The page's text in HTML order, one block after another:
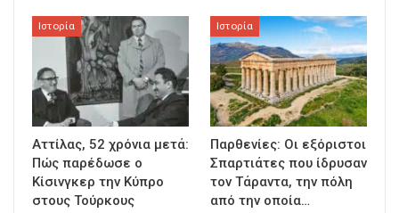
Ιστορία
Αττίλας, 52 χρόνια μετά:
Πώς παρέδωσε ο
Κίσινγκερ την Κύπρο
στους Τούρκους
Ιστορία
Παρθενίες: Οι εξόριστοι
Σπαρτιάτες που ίδρυσαν
τον Τάραντα, την πόλη
από την οποία…